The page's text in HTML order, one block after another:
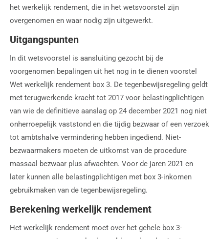
het werkelijk rendement, die in het wetsvoorstel zijn
overgenomen en waar nodig zijn uitgewerkt.
Uitgangspunten
In dit wetsvoorstel is aansluiting gezocht bij de
voorgenomen bepalingen uit het nog in te dienen voorstel
Wet werkelijk rendement box 3. De tegenbewijsregeling geldt
met terugwerkende kracht tot 2017 voor belastingplichtigen
van wie de definitieve aanslag op 24 december 2021 nog niet
onherroepelijk vaststond en die tijdig bezwaar of een verzoek
tot ambtshalve vermindering hebben ingediend. Niet-
bezwaarmakers moeten de uitkomst van de procedure
massaal bezwaar plus afwachten. Voor de jaren 2021 en
later kunnen alle belastingplichtigen met box 3-inkomen
gebruikmaken van de tegenbewijsregeling.
Berekening werkelijk rendement
Het werkelijk rendement moet over het gehele box 3-